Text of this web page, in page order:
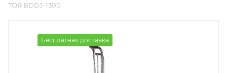
TOR BDDJ-1300
Бесплатная доставка